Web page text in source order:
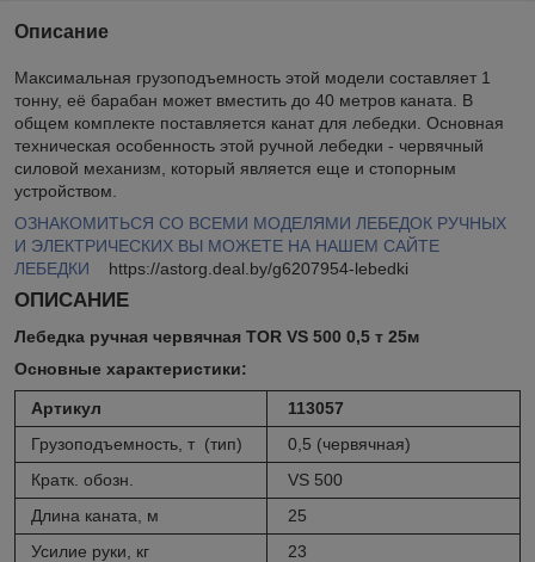
Описание
Максимальная грузоподъемность этой модели составляет 1
тонну, её барабан может вместить до 40 метров каната. В
общем комплекте поставляется канат для лебедки. Основная
техническая особенность этой ручной лебедки - червячный
силовой механизм, который является еще и стопорным
устройством.
ОЗНАКОМИТЬСЯ СО ВСЕМИ МОДЕЛЯМИ ЛЕБЕДОК РУЧНЫХ
И ЭЛЕКТРИЧЕСКИХ ВЫ МОЖЕТЕ НА НАШЕМ САЙТЕ
ЛЕБЕДКИ https://astorg.deal.by/g6207954-lebedki
ОПИСАНИЕ
Лебедка ручная червячная TOR VS 500 0,5 т 25м
Основные характеристики:
Артикул
113057
Грузоподъемность, т (тип)
0,5 (червячная)
Кратк. обозн.
VS 500
Длина каната, м
25
Усилие руки, кг
23